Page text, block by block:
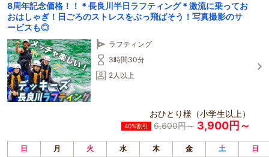
8周年記念価格！！＊長良川半日ラフティング＊激流に乗ってお
おはしゃぎ！日ごろのストレスをぶっ飛ばそう！写真撮影のサ
ービスも◎
ラフティング
3時間30分
2人以上
おひとり様（小学生以上）
40%割引 6,600円～ 3,900円～
日 月 火 水 木 金 土
日